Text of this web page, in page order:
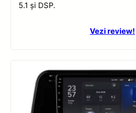
5.1 și DSP.
Vezi review!